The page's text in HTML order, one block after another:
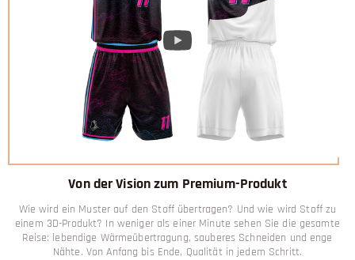
Von der Vision zum Premium-Produkt
Wie wird ein Muster auf den Stoff übertragen? Und wie wird Stoff zu
einem 3D-Produkt? In weniger als einer Minute sehen Sie die gesamte
Reise: lebendige Wärmeübertragung, sauberes Schneiden und enge
Nähte. Von Anfang bis Ende, Qualität in jedem Schritt.